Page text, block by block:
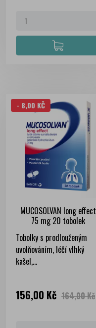
MUCOSOLVAN long effect
75 mg 20 tobolek
Tobolky s prodlouženým
uvolňováním, léčí vlhký
kašel,...
Cena
156,00 Kč Běžná
164,00 Kč
- 8,00 KČ